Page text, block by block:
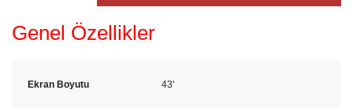
Genel Özellikler
Ekran Boyutu 43'